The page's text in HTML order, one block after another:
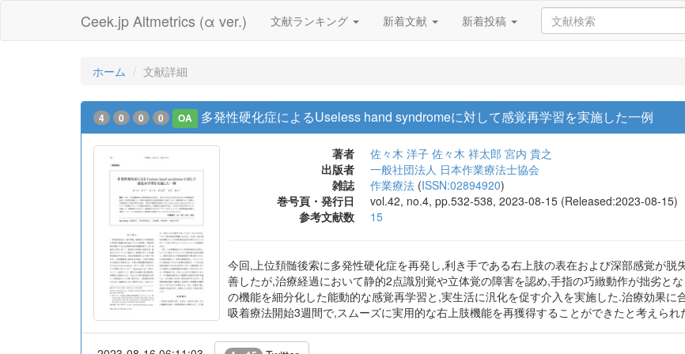
Ceek.jp Altmetrics (α ver.) 文献ランキング 新着文献 新着投稿
ホーム 文献詳細
4 0 0 0 OA 多発性硬化症によるUseless hand syndromeに対して感覚再学習を実施した一例
著者 佐々木 洋子 佐々木 祥太郎 宮内 貴之
出版者
一般社団法人 日本作業療法士協会
雑誌
作業療法 (ISSN:02894920)
巻号頁・発行日
vol.42, no.4, pp.532-538, 2023-08-15 (Released:2023-08-15)
参考文献数
15
今回,上位頚髄後索に多発性硬化症を再発し,利き手である右上肢の表在および深部感覚が
善したが,治療経過において静的2点識別覚や立体覚の障害を認め,手指の巧緻動作が拙劣と
の機能を細分化した能動的な感覚再学習と,実生活に汎化を促す介入を実施した.治療効果
吸着療法開始3週間で,スムーズに実用的な右上肢機能を再獲得することができたと考えられ